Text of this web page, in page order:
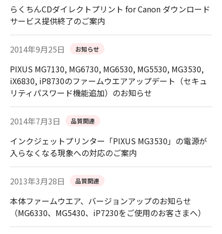
らくちんCDダイレクトプリント for Canon ダウンロード
サービス提供終了のご案内
2014年9月25日 お知らせ
PIXUS MG7130, MG6730, MG6530, MG5530, MG3530,
iX6830, iP8730のファームウエアアップデート（セキュ
リティパスワード機能追加）のお知らせ
2014年7月3日 品質関連
インクジェットプリンター「PIXUS MG3530」の電源が
入らなくなる現象への対応のご案内
2013年3月28日 品質関連
本体ファームウエア、バージョンアップのお知らせ
（MG6330、MG5430、iP7230をご使用のお客さまへ）